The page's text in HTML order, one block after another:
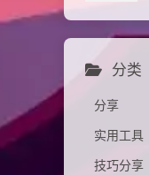
分类
分享
实用工具
技巧分享